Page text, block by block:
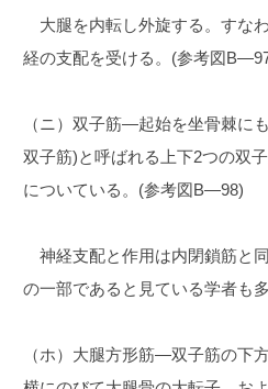
大腿を内転し外旋する。すな
経の支配を受ける。(参考図
（ニ）双子筋―起始を坐骨棘に
双子筋)と呼ばれる上下2つの双
についている。(参考図B―98)
神経支配と作用は内閉鎖筋と
の一部であると見ている学者も多
（ホ）大腿方形筋―双子筋の下